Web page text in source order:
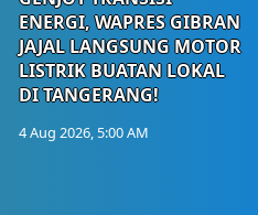
ENERGI, WAPRES GIBRAN
JAJAL LANGSUNG MOTOR
LISTRIK BUATAN LOKAL
DI TANGERANG!
4 Aug 2026, 5:00 AM